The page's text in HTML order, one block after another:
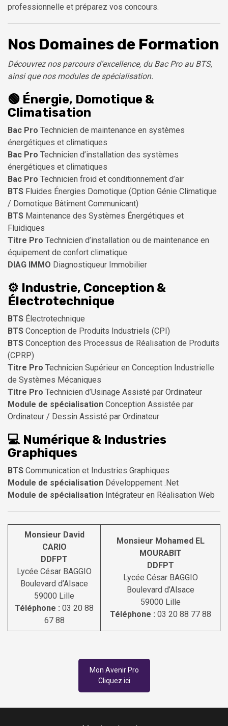
professionnelle et préparez vos concours.
Nos Domaines de Formation
Découvrez nos parcours d’excellence, du Bac Pro au BTS,
ainsi que nos modules de spécialisation.
🟢 Énergie, Domotique &
Climatisation
Bac Pro Technicien de maintenance en systèmes
énergétiques et climatiques
Bac Pro Technicien d’installation des systèmes
énergétiques et climatiques
Bac Pro Technicien froid et conditionnement d’air
BTS Fluides Énergies Domotique (Option Génie Climatique
/ Domotique Bâtiment Communicant)
BTS Maintenance des Systèmes Énergétiques et
Fluidiques
Titre Pro Technicien d’installation ou de maintenance en
équipement de confort climatique
DIAG IMMO Diagnostiqueur Immobilier
⚙️ Industrie, Conception &
Électrotechnique
BTS Électrotechnique
BTS Conception de Produits Industriels (CPI)
BTS Conception des Processus de Réalisation de Produits
(CPRP)
Titre Pro Technicien Supérieur en Conception Industrielle
de Systèmes Mécaniques
Titre Pro Technicien d’Usinage Assisté par Ordinateur
Module de spécialisation Conception Assistée par
Ordinateur / Dessin Assisté par Ordinateur
💻 Numérique & Industries
Graphiques
BTS Communication et Industries Graphiques
Module de spécialisation Développement .Net
Module de spécialisation Intégrateur en Réalisation Web
Monsieur David
CARIO
DDFPT
Lycée César BAGGIO
Boulevard d’Alsace
59000 Lille
Téléphone : 03 20 88
67 88
Monsieur Mohamed EL
MOURABIT
DDFPT
Lycée César BAGGIO
Boulevard d’Alsace
59000 Lille
Téléphone : 03 20 88 77 88
Mon Avenir Pro
Cliquez ici